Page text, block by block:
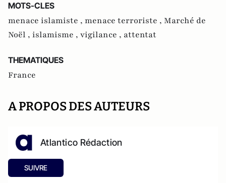
MOTS-CLES
menace islamiste , menace terroriste , Marché de
Noël , islamisme , vigilance , attentat
THEMATIQUES
France
A PROPOS DES AUTEURS
Atlantico Rédaction
SUIVRE